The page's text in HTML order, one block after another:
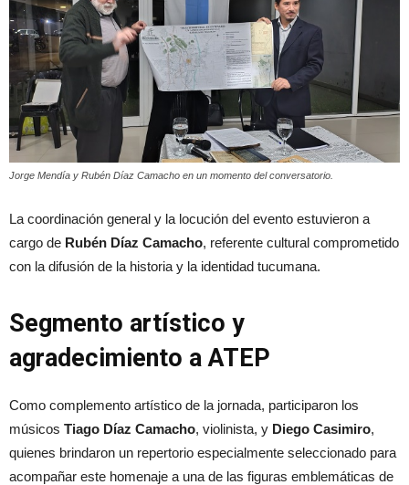
Jorge Mendía y Rubén Díaz Camacho en un momento del conversatorio.
La coordinación general y la locución del evento estuvieron a
cargo de Rubén Díaz Camacho, referente cultural comprometido
con la difusión de la historia y la identidad tucumana.
Segmento artístico y
agradecimiento a ATEP
Como complemento artístico de la jornada, participaron los
músicos Tiago Díaz Camacho, violinista, y Diego Casimiro,
quienes brindaron un repertorio especialmente seleccionado para
acompañar este homenaje a una de las figuras emblemáticas de